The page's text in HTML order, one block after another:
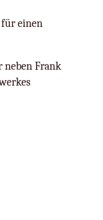
einen
neben Frank